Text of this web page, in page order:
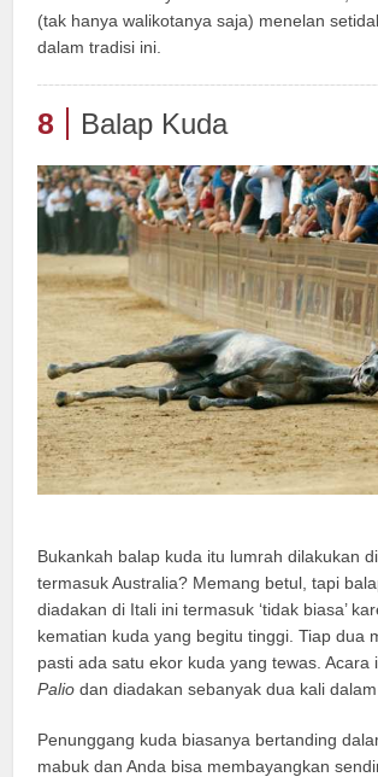
(tak hanya walikotanya saja) menelan
dalam tradisi ini.
8 Balap Kuda
Bukankah balap kuda itu lumrah dilakukan
termasuk Australia? Memang betul, tapi
diadakan di Itali ini termasuk ‘tidak biasa’
kematian kuda yang begitu tinggi. Tiap dua
pasti ada satu ekor kuda yang tewas. Acara
Palio dan diadakan sebanyak dua kali dalam
Penunggang kuda biasanya bertanding
mabuk dan Anda bisa membayangkan